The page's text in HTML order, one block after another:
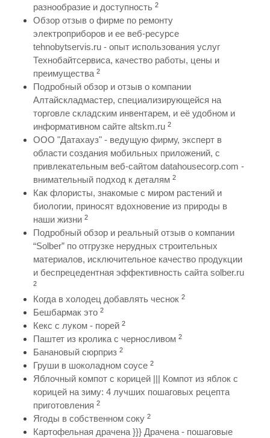
разнообразие и доступность 2
Обзор отзыв о фирме по ремонту
электроприборов и ее веб-ресурсе
tehnobytservis.ru - опыт использования услуг
Технобайтсервиса, качество работы, цены и
преимущества 2
Подробный обзор и отзыв о компании
Алтайскладмастер, специализирующейся на
торговле складским инвентарем, и её удобном и
информативном сайте altskm.ru 2
ООО "Датахауз" - ведущую фирму, эксперт в
области создания мобильных приложений, с
привлекательным веб-сайтом datahousecorp.com -
внимательный подход к деталям 2
Как флористы, знакомые с миром растений и
биологии, приносят вдохновение из природы в
наши жизни 2
Подробный обзор и реальный отзыв о компании
“Solber” по отгрузке нерудных строительных
материалов, исключительное качество продукции
и беспрецедентная эффективность сайта solber.ru
2
Когда в холодец добавлять чеснок 2
Бешбармак это 2
Кекс с луком - порей 2
Паштет из кролика с черносливом 2
Банановый сюрприз 2
Груши в шоколадном соусе 2
Яблочный компот с корицей ||| Компот из яблок с
корицей на зиму: 4 лучших пошаговых рецепта
приготовления 2
Ягоды в собственном соку 2
Картофельная драчена }}} Драчена - пошаговые